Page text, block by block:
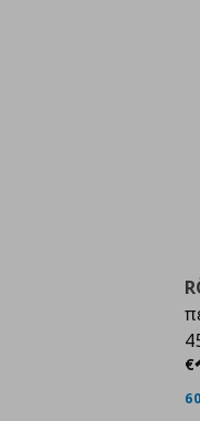
€